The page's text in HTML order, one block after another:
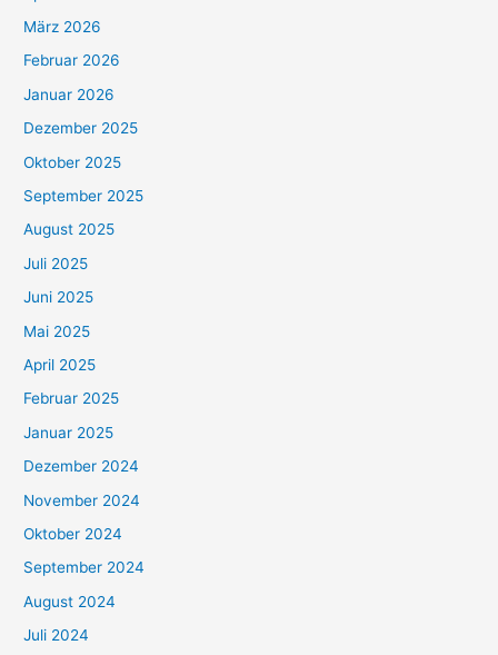
März 2026
Februar 2026
Januar 2026
Dezember 2025
Oktober 2025
September 2025
August 2025
Juli 2025
Juni 2025
Mai 2025
April 2025
Februar 2025
Januar 2025
Dezember 2024
November 2024
Oktober 2024
September 2024
August 2024
Juli 2024